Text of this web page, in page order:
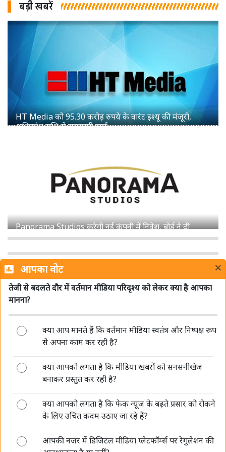
बड़ी खबरें
Panorama Studios करेगी नई कंपनी में निवेश, बोर्ड ने दी
सैद्धांतिक मंजूरी
सिनेमा हॉल में सरकारी जागरूकता फिल्मों को लेकर MIB ने साफ
किए नियम, जानें क्या बदला
Sun TV Network का बड़ा ऐलान, 12 अगस्त को अंतरिम
डिविडेंड पर बोर्ड की बैठक
DB Corp में सुधीर अग्रवाल और पवन अग्रवाल की पुनर्नियुक्ति पर
आपका वोट ×
तेजी से बदलते दौर में वर्तमान मीडिया परिदृश्य को लेकर क्या है आपका
मानना?
क्या आप मानते हैं कि वर्तमान मीडिया स्वतंत्र और निष्पक्ष रूप
से अपना काम कर रही है?
क्या आपको लगता है कि मीडिया खबरों को सनसनीखेज
बनाकर प्रस्तुत कर रही है?
क्या आपको लगता है कि फेक न्यूज के बढ़ते प्रसार को रोकने
के लिए उचित कदम उठाए जा रहे हैं?
आपकी नजर में डिजिटल मीडिया प्लेटफॉर्म्स पर रेगुलेशन की